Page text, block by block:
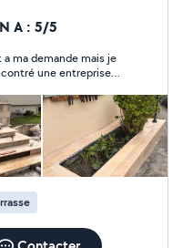
en garantissant
normes. Nous
terrasse et
Service de home
Etc...
A : 5/5
mais je
une entreprise